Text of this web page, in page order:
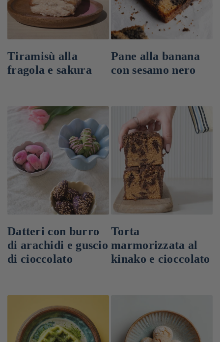
Tiramisù alla
fragola e sakura
Pane alla banana
con sesamo nero
Datteri con burro
di arachidi e guscio
di cioccolato
Torta
marmorizzata al
kinako e cioccolato